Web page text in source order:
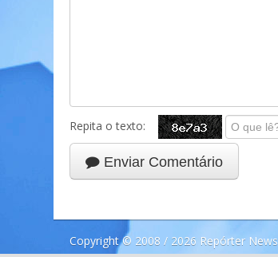
Repita o texto:
Enviar Comentário
Copyright © 2008 / 2026 Repórter News